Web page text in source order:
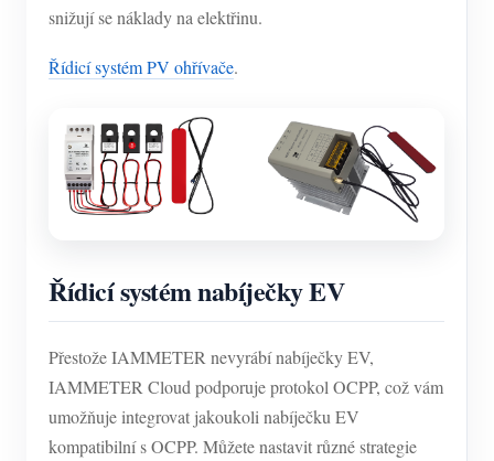
snižují se náklady na elektřinu.
Řídicí systém PV ohřívače.
Řídicí systém nabíječky EV
Přestože IAMMETER nevyrábí nabíječky EV,
IAMMETER Cloud podporuje protokol OCPP, což vám
umožňuje integrovat jakoukoli nabíječku EV
kompatibilní s OCPP. Můžete nastavit různé strategie